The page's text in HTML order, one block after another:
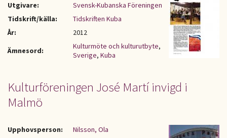
Utgivare:
Svensk-Kubanska Föreningen
Tidskrift/källa:
Tidskriften Kuba
År:
2012
Ämnesord:
Kulturmöte och kulturutbyte,
Sverige, Kuba
Kulturföreningen José Martí invigd i
Malmö
Upphovsperson:
Nilsson, Ola